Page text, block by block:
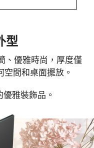
型
、優雅時尚，厚度僅
間和桌面擺放。
雅裝飾品。